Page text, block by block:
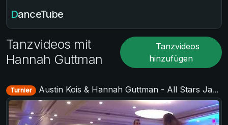
DanceTube
Tanzvideos mit
Hannah Guttman
Tanzvideos
hinzufügen
Turnier Austin Kois & Hannah Guttman - All Stars Jack&Jill - TAP - The After Party 2017